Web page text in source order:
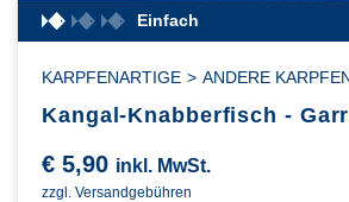
Einfach
KARPFENARTIGE > ANDERE
Kangal-Knabberfisch -
€ 5,90 inkl. MwSt.
zzgl. Versandgebühren